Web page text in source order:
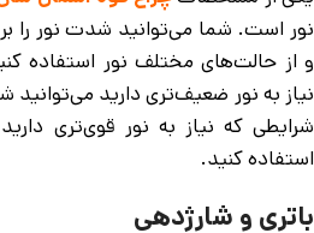
نور است. شما می‌توانید شدت نور را
و از حالت‌های مختلف نور استفاده
نیاز به نور ضعیف‌تری دارید
شرایطی که نیاز به نور قوی‌تری
استفاده کنید.
باتری و شارژدهی